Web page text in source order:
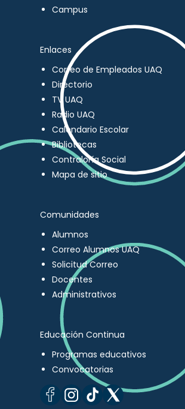
Campus
Enlaces
Correo de Empleados UAQ
Directorio
TV UAQ
Radio UAQ
Calendario Escolar
Bibliotecas
Contraloría Social
Mapa de sitio
Comunidades
Alumnos
Correo Alumnos UAQ
Solicitud Correo
Docentes
Administrativos
Educación Continua
Programas educativos
Convocatorias